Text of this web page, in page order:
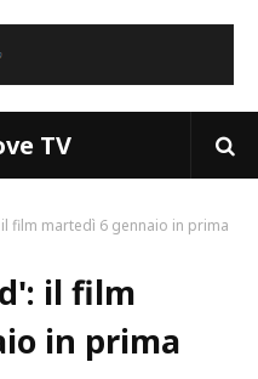
TV
film martedì 6 gennaio in prima
il film
in prima